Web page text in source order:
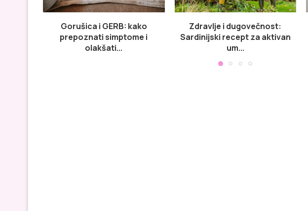
Gorušica i GERB: kako
prepoznati simptome i
olakšati...
Zdravlje i dugovečnost:
Sardinijski recept za aktivan
um...